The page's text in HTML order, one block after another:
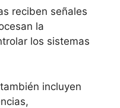
reciben señales
la
los sistemas
incluyen